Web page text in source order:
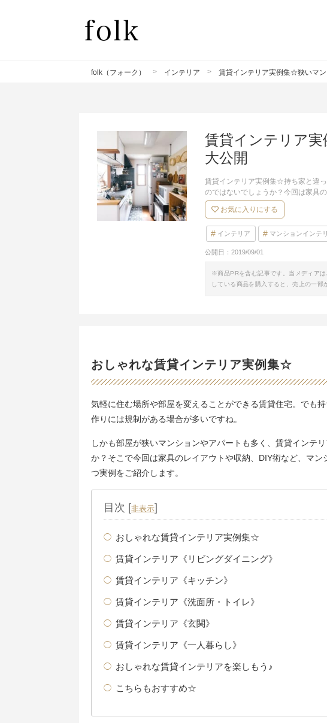
folk（フォーク） インテリア 賃貸インテリア実例集☆狭いマ
賃貸インテリア
大公開
賃貸インテリア実例集☆持ち家と違
のではないでしょうか？今回は家具
お気に入りにする
インテリア マンションインテ
公開日： 2019/09/01
※商品PRを含む記事です。当メディア
している商品を購入すると、売上の一部
おしゃれな賃貸インテリア実例集☆
気軽に住む場所や部屋を変えることができる賃貸住宅。でも
作りには規制がある場合が多いですね。
しかも部屋が狭いマンションやアパートも多く、賃貸インテ
か？そこで今回は家具のレイアウトや収納、DIY術など、マ
つ実例をご紹介します。
目次 [非表示]
おしゃれな賃貸インテリア実例集☆
賃貸インテリア《リビングダイニング》
賃貸インテリア《キッチン》
賃貸インテリア《洗面所・トイレ》
賃貸インテリア《玄関》
賃貸インテリア《一人暮らし》
おしゃれな賃貸インテリアを楽しもう♪
こちらもおすすめ☆